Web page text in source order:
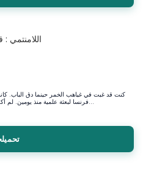
كنت قد غبت في غياهب الخمر حينما دق الباب.